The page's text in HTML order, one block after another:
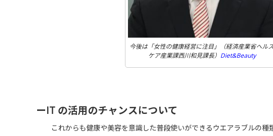
今後は「女性の健康経営に注目」（経済産業省ヘル
ケア産業課西川和見課長） Diet&Beauty
ーIT の活用のチャンスについて
これからも健康や美容を意識した普段使いができるウエアラブルの種